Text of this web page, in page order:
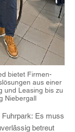
bietet Firmen-
aus einer
und Leasing bis zu
Niebergall
Fuhrpark: Es muss
betreut